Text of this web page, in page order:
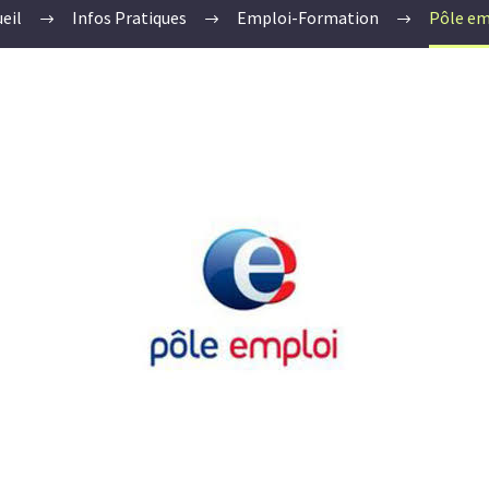
Infos Pratiques Emploi-Formation Pôle